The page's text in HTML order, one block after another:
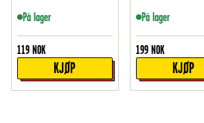
På lager
119 NOK
KJØP
På lager
199 NOK
KJØP